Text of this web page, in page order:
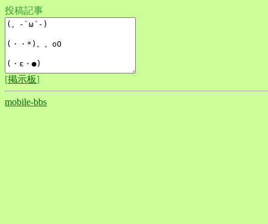
投稿記事
[掲示板]
mobile-bbs